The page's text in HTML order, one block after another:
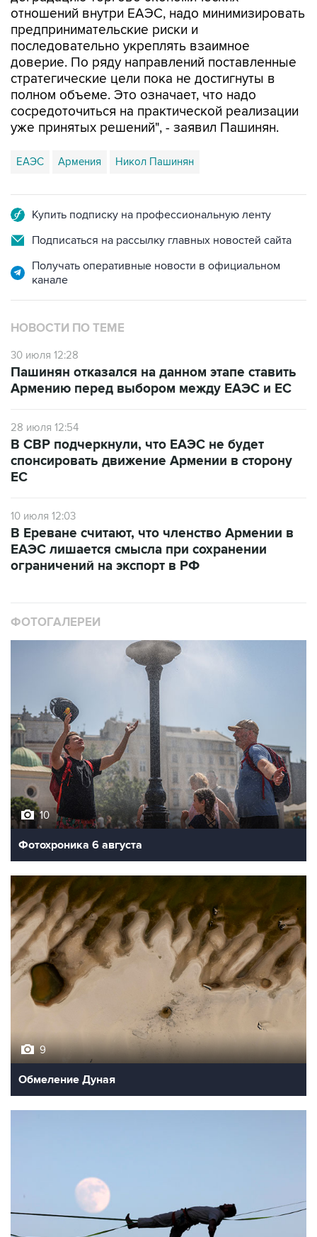
отношений внутри ЕАЭС, надо минимизировать
предпринимательские риски и
последовательно укреплять взаимное
доверие. По ряду направлений поставленные
стратегические цели пока не достигнуты в
полном объеме. Это означает, что надо
сосредоточиться на практической реализации
уже принятых решений", - заявил Пашинян.
ЕАЭС Армения Никол Пашинян
Купить подписку на профессиональную ленту
Подписаться на рассылку главных новостей сайта
Получать оперативные новости в официальном
канале
НОВОСТИ ПО ТЕМЕ
30 июля 12:28
Пашинян отказался на данном этапе ставить
Армению перед выбором между ЕАЭС и ЕС
28 июля 12:54
В СВР подчеркнули, что ЕАЭС не будет
спонсировать движение Армении в сторону
ЕС
10 июля 12:03
В Ереване считают, что членство Армении в
ЕАЭС лишается смысла при сохранении
ограничений на экспорт в РФ
ФОТОГАЛЕРЕИ
10
Фотохроника 6 августа
9
Обмеление Дуная